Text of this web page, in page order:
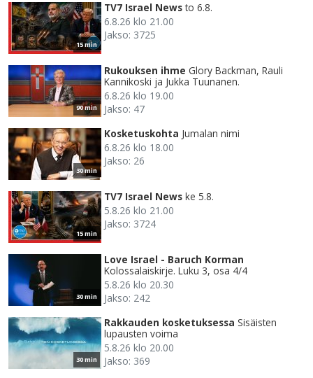
15 min
TV7 Israel News to 6.8.
6.8.26 klo 21.00
Jakso: 3725
90 min
Rukouksen ihme Glory Backman, Rauli
Kannikoski ja Jukka Tuunanen.
6.8.26 klo 19.00
Jakso: 47
30 min
Kosketuskohta Jumalan nimi
6.8.26 klo 18.00
Jakso: 26
15 min
TV7 Israel News ke 5.8.
5.8.26 klo 21.00
Jakso: 3724
30 min
Love Israel - Baruch Korman
Kolossalaiskirje. Luku 3, osa 4/4
5.8.26 klo 20.30
Jakso: 242
30 min
Rakkauden kosketuksessa Sisäisten
lupausten voima
5.8.26 klo 20.00
Jakso: 369